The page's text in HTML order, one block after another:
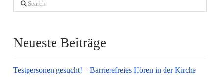
Neueste Beiträge
Testpersonen gesucht! – Barrierefreies Hören in der Kirche